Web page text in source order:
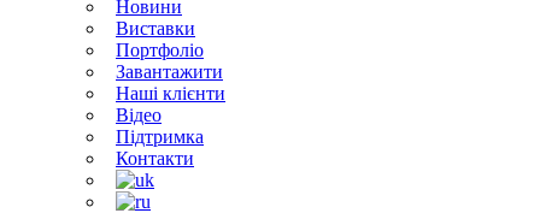
Новини
Виставки
Портфоліо
Завантажити
Наші клієнти
Відео
Підтримка
Контакти